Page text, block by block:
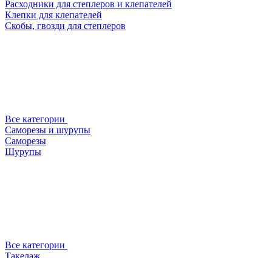
Расходники для степлеров и клепателей
Клепки для клепателей
Скобы, гвозди для степлеров
Все категории
Саморезы и шурупы
Саморезы
Шурупы
Все категории
Такелаж